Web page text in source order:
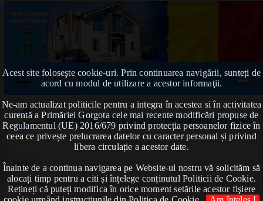
Acest site foloseşte cookie-uri. Prin continuarea navigării, sunteți de
acord cu modul de utilizare a acestor informaţii.
Ne-am actualizat politicile pentru a integra în acestea si în activitatea
curentă a Primăriei Gorgota cele mai recente modificări propuse de
Regulamentul (UE) 2016/679 privind protecția persoanelor fizice în
ceea ce privește prelucrarea datelor cu caracter personal și privind
libera circulație a acestor date.
Înainte de a continua navigarea pe Website-ul nostru vă solicităm să
alocați timp pentru a citi și înțelege conținutul Politicii de Cookie.
Rețineți că puteți modifica în orice moment setările acestor fişiere
Prima pagină
Declarații de avere anul 2017➠Diaconu Veronica
Aici !